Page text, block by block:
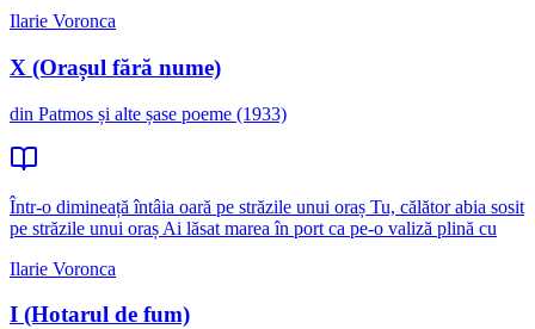
Ilarie Voronca
X (Orașul fără nume)
din Patmos și alte șase poeme (1933)
Într-o dimineață întâia oară pe străzile unui oraș Tu, călător abia sosit
pe străzile unui oraș Ai lăsat marea în port ca pe-o valiză plină cu
Ilarie Voronca
I (Hotarul de fum)